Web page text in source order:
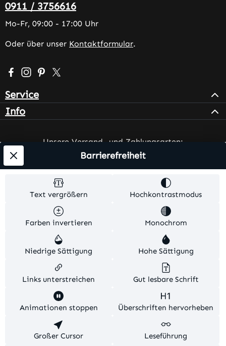
0911 / 3756616
Mo-Fr, 09:00 - 17:00 Uhr
Oder über unser Kontaktformular.
Besuche uns auf Facebook – öffnet in neuem Tab
Schau auf Instagram vorbei – öffnet in neuem Tab
Lass dich auf Pinterest inspirieren – öffnet in
Folge uns auf X – öffnet in neuem Tab
Service
Info
Unsere Versand- und Zahlungsarten:
Versandkosten
und ggf. Nachnahmegebühren, wenn
nicht anders angegeben.
© 2026 Ares-Werbetechnik. Alle Rechte vorbehalten.
Text vergrößern Hochkontrastmodus
Farben invertieren Monochrom
Niedrige Sättigung Hohe Sättigung
Links unterstreichen Gut lesbare Schrift
Animationen stoppen Überschriften hervorheben
Großer Cursor Leseführung
Barrierefreiheit
Diese Website verwendet Cookies, um eine bestmögliche
Erfahrung bieten zu können.
Mehr Informationen ...